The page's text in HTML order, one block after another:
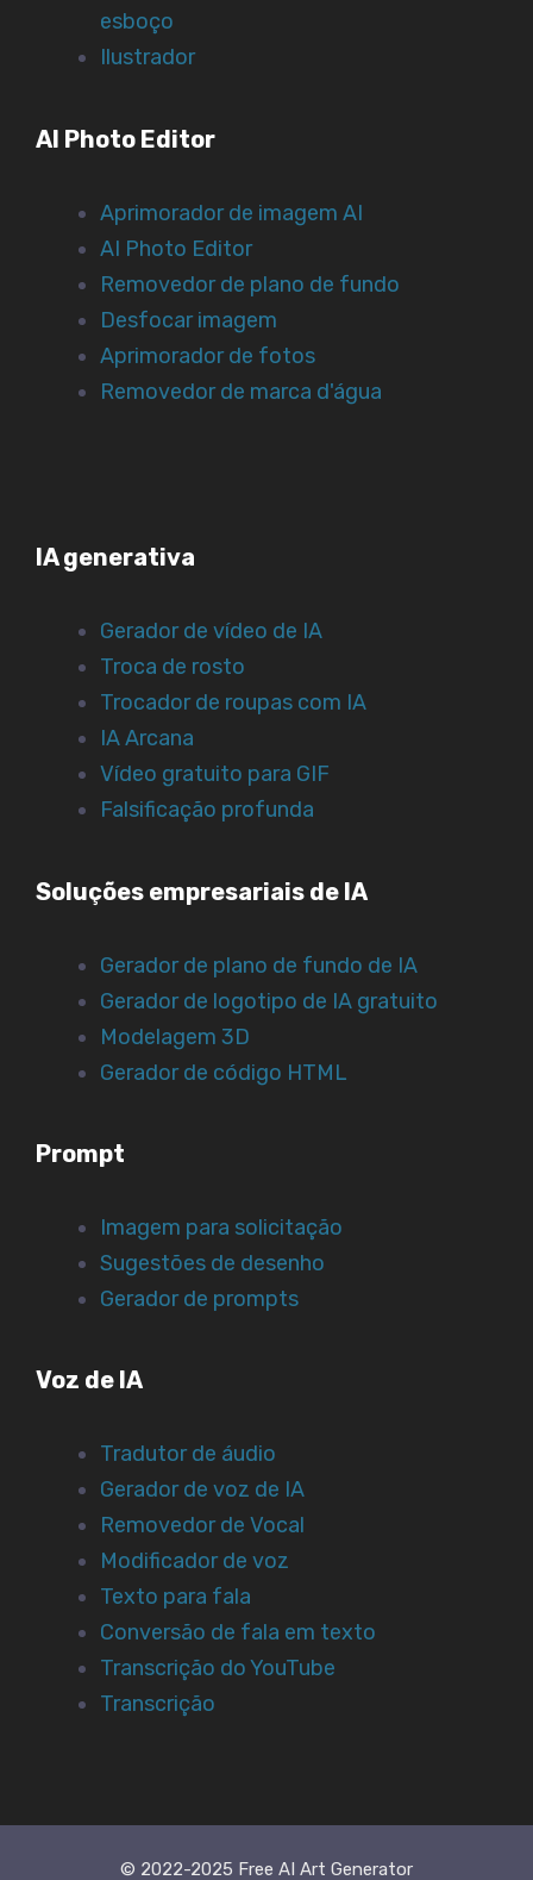
esboço
Ilustrador
AI Photo Editor
Aprimorador de imagem AI
AI Photo Editor
Removedor de plano de fundo
Desfocar imagem
Aprimorador de fotos
Removedor de marca d'água
IA generativa
Gerador de vídeo de IA
Troca de rosto
Trocador de roupas com IA
IA Arcana
Vídeo gratuito para GIF
Falsificação profunda
Soluções empresariais de IA
Gerador de plano de fundo de IA
Gerador de logotipo de IA gratuito
Modelagem 3D
Gerador de código HTML
Prompt
Imagem para solicitação
Sugestões de desenho
Gerador de prompts
Voz de IA
Tradutor de áudio
Gerador de voz de IA
Removedor de Vocal
Modificador de voz
Texto para fala
Conversão de fala em texto
Transcrição do YouTube
Transcrição
© 2022-2025 Free AI Art Generator